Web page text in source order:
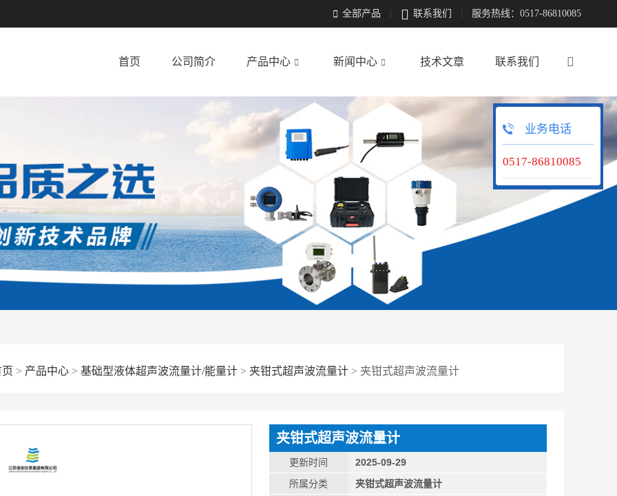
 全部产品  联系我们 服务热线：0517-86810085

首页 公司简介 产品中心  新闻中心  技术文章 联系我们
> 产品中心 > 基础型液体超声波流量计/能量计 > 夹钳式超声波流量计 > 夹钳式超声波流量计
夹钳式超声波流量计
更新时间
2025-09-29
所属分类
夹钳式超声波流量计
业务电话
0517-86810085